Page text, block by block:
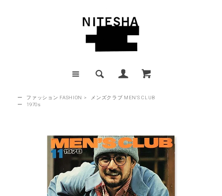
ー ファッション FASHION >
メンズクラブ MEN'S CLUB
ー
1970s